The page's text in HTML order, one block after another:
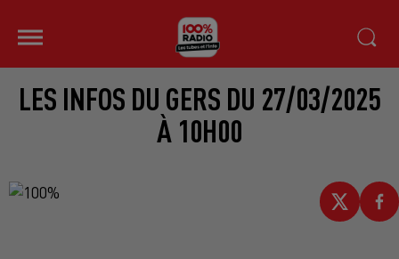
LES INFOS DU GERS DU 27/03/2025
À 10H00